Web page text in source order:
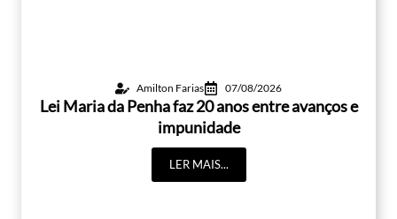
Amilton Farias 07/08/2026
Lei Maria da Penha faz 20 anos entre avanços e
impunidade
LER MAIS...